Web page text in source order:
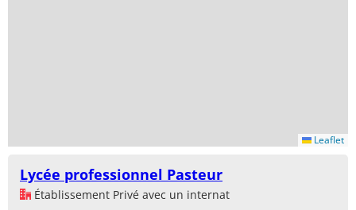
Leaflet
Lycée professionnel Pasteur
Établissement Privé avec un internat